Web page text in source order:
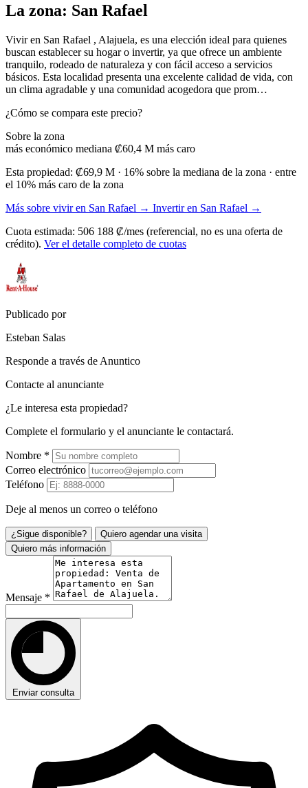
La zona: San Rafael
Vivir en San Rafael , Alajuela, es una elección ideal para quienes
buscan establecer su hogar o invertir, ya que ofrece un ambiente
tranquilo, rodeado de naturaleza y con fácil acceso a servicios
básicos. Esta localidad presenta una excelente calidad de vida, con
un clima agradable y una comunidad acogedora que prom…
¿Cómo se compara este precio?
Sobre la zona
más económico mediana ₡60,4 M más caro
Esta propiedad: ₡69,9 M · 16% sobre la mediana de la zona · entre
el 10% más caro de la zona
Más sobre vivir en San Rafael → Invertir en San Rafael →
Cuota estimada: 506 188 ₡/mes (referencial, no es una oferta de
crédito). Ver el detalle completo de cuotas
Publicado por
Esteban Salas
Responde a través de Anuntico
Contacte al anunciante
¿Le interesa esta propiedad?
Complete el formulario y el anunciante le contactará.
Nombre *
Correo electrónico
Teléfono
Deje al menos un correo o teléfono
¿Sigue disponible?
Quiero agendar una visita
Quiero más información
Mensaje *
Enviar consulta